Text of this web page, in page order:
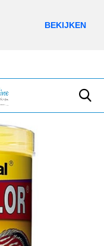
BEKIJKEN